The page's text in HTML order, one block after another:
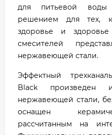
для питьевой
решением для тех,
здоровье и
смесителей
нержавеющей стали.
Эффектный
Black произведен
нержавеющей стали,
оснащен
рассчитанным на